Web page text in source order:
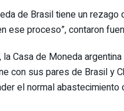
de Brasil tiene un
ese proceso”, contaron
la Casa de Moneda
con sus pares de Brasil y
el normal